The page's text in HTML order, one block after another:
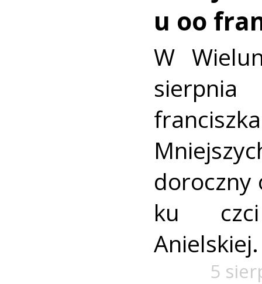
u oo
W
doroczny
ku
Anielskiej.
5